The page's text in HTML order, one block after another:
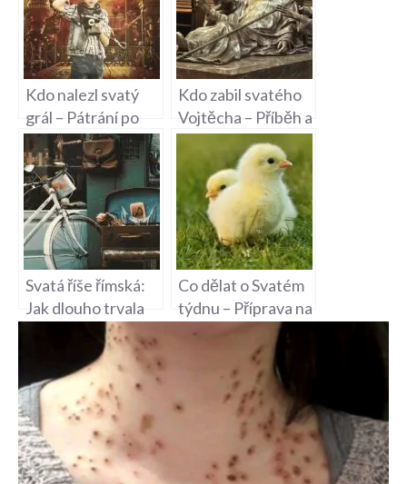
Kdo nalezl svatý
grál – Pátrání po
Svatém Grálu
Kdo zabil svatého
Vojtěcha – Příběh a
Motiv Vraždy
Svatá říše římská:
Jak dlouho trvala
Co dělat o Svatém
týdnu – Příprava na
Velikonoce a zvyky